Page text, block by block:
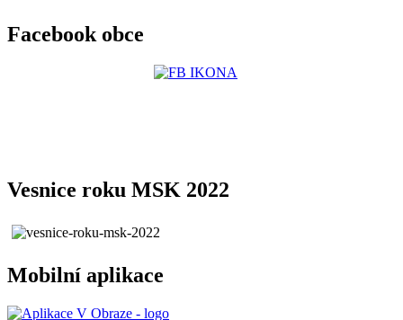
Facebook obce
Vesnice roku MSK 2022
Mobilní aplikace